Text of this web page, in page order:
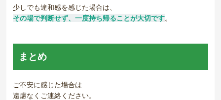
少しでも違和感を感じた場合は、
その場で判断せず、一度持ち帰ることが大切です。
まとめ
ご不安に感じた場合は
遠慮なくご連絡ください。